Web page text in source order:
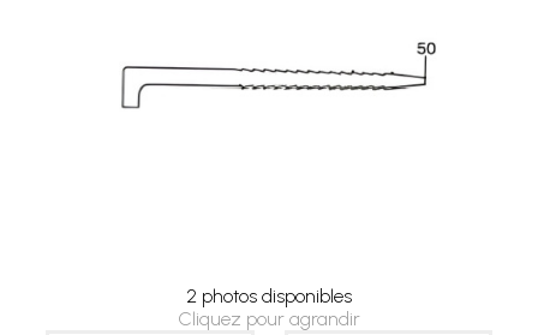
2 photos disponibles
Cliquez pour agrandir